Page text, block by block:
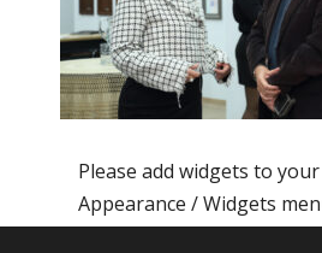
Please add widgets to
Appearance / Widgets